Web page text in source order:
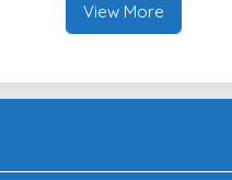
View More